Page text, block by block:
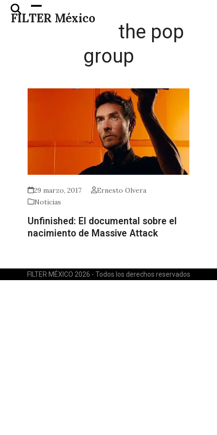
Skip
FILTER México
Open
mobile
Close
mobile
the pop
group
29 marzo, 2017
Ernesto Olvera
Noticias
Unfinished: El documental sobre el
nacimiento de Massive Attack
FILTER MÉXICO 2026 - Todos los derechos reservados